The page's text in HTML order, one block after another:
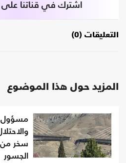
اشترك في قناتنا على
التعليقات (0)
المزيد حول هذا الموضوع
مسؤول
سخر من
الجسور